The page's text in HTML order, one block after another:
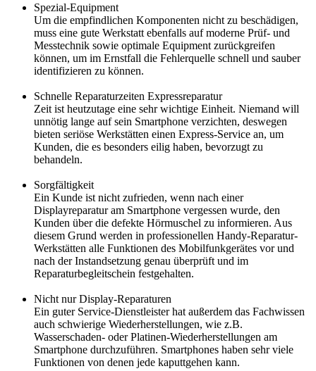
Spezial-Equipment
Um die empfindlichen Komponenten nicht zu beschädigen,
muss eine gute Werkstatt ebenfalls auf moderne Prüf- und
Messtechnik sowie optimale Equipment zurückgreifen
können, um im Ernstfall die Fehlerquelle schnell und sauber
identifizieren zu können.
Schnelle Reparaturzeiten Expressreparatur
Zeit ist heutzutage eine sehr wichtige Einheit. Niemand will
unnötig lange auf sein Smartphone verzichten, deswegen
bieten seriöse Werkstätten einen Express-Service an, um
Kunden, die es besonders eilig haben, bevorzugt zu
behandeln.
Sorgfältigkeit
Ein Kunde ist nicht zufrieden, wenn nach einer
Displayreparatur am Smartphone vergessen wurde, den
Kunden über die defekte Hörmuschel zu informieren. Aus
diesem Grund werden in professionellen Handy-Reparatur-
Werkstätten alle Funktionen des Mobilfunkgerätes vor und
nach der Instandsetzung genau überprüft und im
Reparaturbegleitschein festgehalten.
Nicht nur Display-Reparaturen
Ein guter Service-Dienstleister hat außerdem das Fachwissen
auch schwierige Wiederherstellungen, wie z.B.
Wasserschaden- oder Platinen-Wiederherstellungen am
Smartphone durchzuführen. Smartphones haben sehr viele
Funktionen von denen jede kaputtgehen kann.